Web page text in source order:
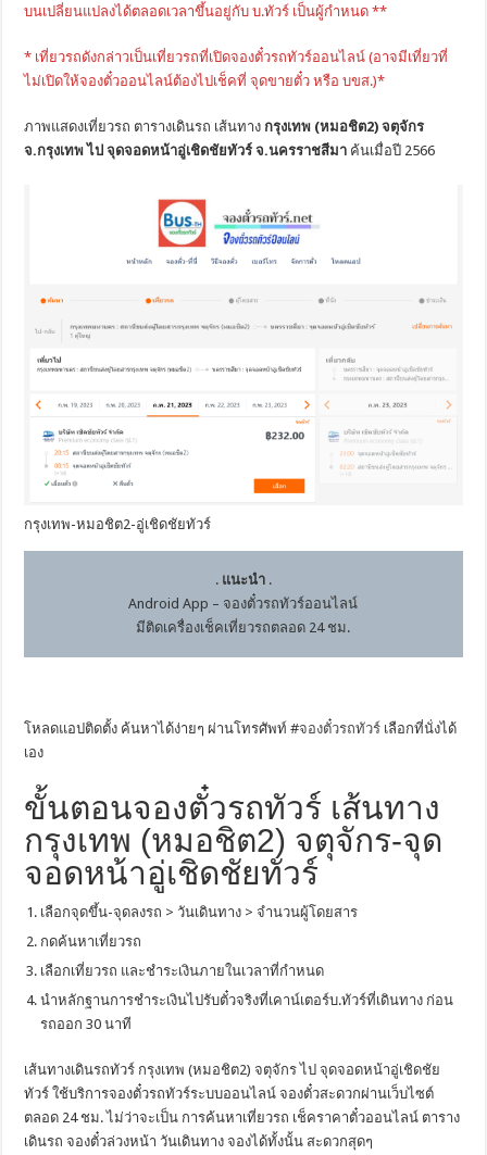
บนเปลี่ยนแปลงได้ตลอดเวลาขึ้นอยู่กับ บ.ทัวร์ เป็นผู้กำหนด **
* เที่ยวรถดังกล่าวเป็นเที่ยวรถที่เปิดจองตั๋วรถทัวร์ออนไลน์ (อาจมีเที่ยวที่
ไม่เปิดให้จองตั๋วออนไลน์ต้องไปเช็คที่ จุดขายตั๋ว หรือ บขส.)*
ภาพแสดงเที่ยวรถ ตารางเดินรถ เส้นทางกรุงเทพ (หมอชิต2) จตุจักร
จ.กรุงเทพ ไป จุดจอดหน้าอู่เชิดชัยทัวร์ จ.นครราชสีมา ค้นเมื่อปี 2566
กรุงเทพ-หมอชิต2-อู่เชิดชัยทัวร์
. แนะนำ.
Android App – จองตั๋วรถทัวร์ออนไลน์
มีติดเครื่องเช็คเที่ยวรถตลอด 24 ชม.
โหลดแอปติดตั้ง ค้นหาได้ง่ายๆ ผ่านโทรศัพท์ #จองตั๋วรถทัวร์ เลือกที่นั่งได้
เอง
ขั้นตอนจองตั๋วรถทัวร์ เส้นทาง
กรุงเทพ (หมอชิต2) จตุจักร-จุด
จอดหน้าอู่เชิดชัยทัวร์
เลือกจุดขึ้น-จุดลงรถ > วันเดินทาง > จำนวนผู้โดยสาร
กดค้นหาเที่ยวรถ
เลือกเที่ยวรถ และชำระเงินภายในเวลาที่กำหนด
นำหลักฐานการชำระเงินไปรับตั๋วจริงที่เคาน์เตอร์บ.ทัวร์ที่เดินทาง ก่อน
รถออก 30 นาที
เส้นทางเดินรถทัวร์ กรุงเทพ (หมอชิต2) จตุจักร ไป จุดจอดหน้าอู่เชิดชัย
ทัวร์ ใช้บริการจองตั๋วรถทัวร์ระบบออนไลน์ จองตั๋วสะดวกผ่านเว็บไซต์
ตลอด 24 ชม. ไม่ว่าจะเป็น การค้นหาเที่ยวรถ เช็คราคาตั๋วออนไลน์ ตาราง
เดินรถ จองตั๋วล่วงหน้า วันเดินทาง จองได้ทั้งนั้น สะดวกสุดๆ